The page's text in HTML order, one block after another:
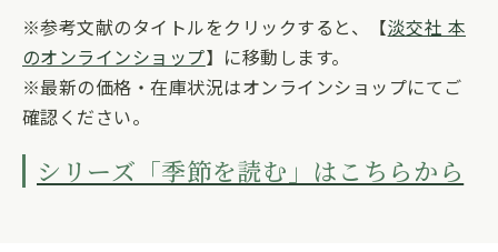
※参考文献のタイトルをクリックすると、【淡交社 本
のオンラインショップ】に移動します。
※最新の価格・在庫状況はオンラインショップにてご
確認ください。
シリーズ「季節を読む」はこちらから